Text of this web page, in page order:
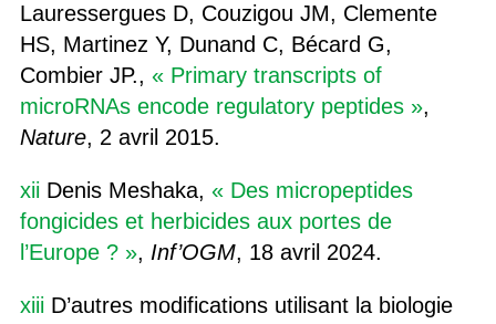
Lauressergues D, Couzigou JM, Clemente
HS, Martinez Y, Dunand C, Bécard G,
Combier JP., « Primary transcripts of
microRNAs encode regulatory peptides »,
Nature, 2 avril 2015.
xiiDenis Meshaka, « Des micropeptides
fongicides et herbicides aux portes de
l’Europe ? », Inf’OGM, 18 avril 2024.
xiiiD’autres modifications utilisant la biologie